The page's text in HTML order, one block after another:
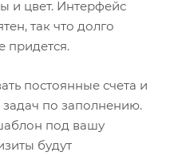
и цвет. Интерфейс
так что долго
придется.
постоянные счета и
задач по заполнению.
под вашу
будут